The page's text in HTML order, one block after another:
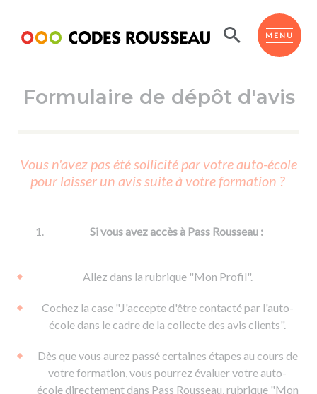
MENU
ESPACE ÉLÈVE
Code de la route
Passer l'ASSR
Réviser le code
Passer l'ETM
Permis voiture
Permis remorque
Permis & handicap
d'apprentissage
De la conduite en voiture
De la conduite à moto
Voir tous les supports
Formations pro.
Permis poids lourd
Formation FCO
Ressources
Formulaire de dépôt d'avis
Vous n'avez pas été sollicité par votre auto-école
pour laisser un avis suite à votre formation ?
Si vous avez accès à Pass Rousseau :
Allez dans la rubrique "Mon Profil".
Cochez la case "J'accepte d'être contacté par l'auto-
école dans le cadre de la collecte des avis clients".
Dès que vous aurez passé certaines étapes au cours de
votre formation, vous pourrez évaluer votre auto-
école directement dans Pass Rousseau, rubrique "Mon